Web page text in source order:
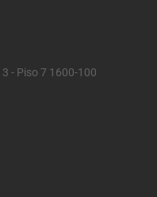
- Piso 7 1600-100